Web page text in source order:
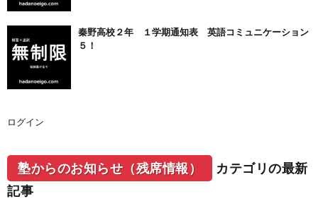
秦野高校２年 １学期通知表 英語コミュニケーション
５！
ログイン
塾からのお知らせ（残席情報）
カテゴリの最新
記事